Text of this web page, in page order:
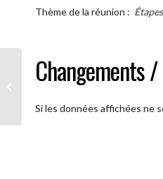
Thème de la réunion :
Changements
Si les données affichées ne
AA Humilité ( Atelier: “Étapes,